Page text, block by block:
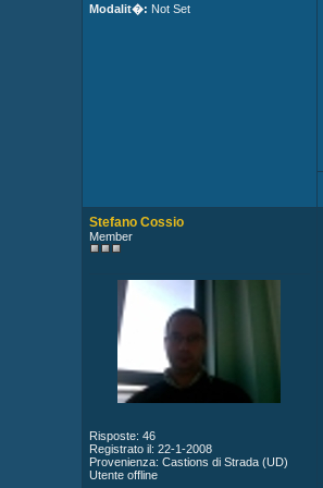
Modalit�: Not Set
Stefano Cossio
Member
Risposte: 46
Registrato il: 22-1-2008
Provenienza: Castions di Strada (UD)
Utente offline